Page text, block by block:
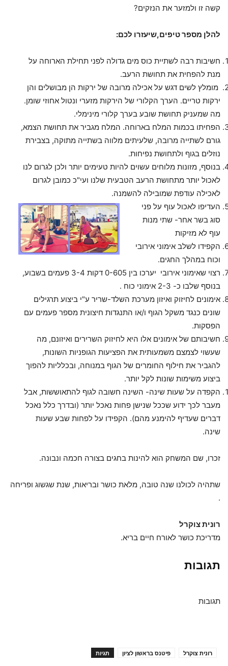
קשה זו ולמזער את הנזקים?
להלן מספר טיפים,שיעזרו לכם:
חשיבות רבה לשתיית כוס מים גדולה לפני תחילת הארוחה על
מנת להפחית את תחושת הרעב.
מומלץ לשים דגש על אכילה מרובה של ירקות הן מבושלים והן
ירקות טריים. הערך הקלורי של הירקות מזערי ונטול אחוזי שומן.
מה שמעניק תחושת שובע בערך קלורי מינימלי.
הפחיתו בכמות המלח בארוחה. המלח מגביר את תחושת הצמא,
גורם לשתייה מרובה, שלעיתים מלווה בשתייה מתוקה, בצבירת
נוזלים בגוף ולתחושת נפיחות.
בנוסף, מזונות מלוחים עשוים להיות טעימים יותר ולכן לגרום לנו
לאכול יותר מתחושת הרעב הטבעית שלנו ועי"כ כמובן לגרום
לאכילה עודפת שמובילה להשמנה.
העדיפו לאכול עוף על פני
סוג בשר אחר- שתי מנות
עוף לא מזיקות
הקפידו לשלב אימוני אירובי
וכוח במהלך החגים.
רצוי שאימוני אירובי יערכו בין 0-605 דקות 3-4 פעמים בשבוע,
בנוסף שלבו כ- 2-3 אימוני כוח .
אימונים לחיזוק ואיזון מערכת השלד-שריר ע"י ביצוע תרגילים
שונים כנגד משקל הגוף ו/או התנגדות חיצונית מספר פעמים עם
הפסקות.
חשיבותם של אימונים אלו היא לחיזוק השרירים ואיזונם, מה
שעשוי לצמצם משמעותית את הפציעות הגופניות השונות,
להגביר את חילוף החומרים של הגוף במנוחה, ובכלליות להפוך
ביצוע משימות שונות לקל יותר.
הקפדה על שעות שינה- השינה חשובה לגוף להתאוששות, אבל
מעבר לכך ידוע שככל שנישן פחות נאכל יותר (ובדרך כלל נאכל
דברים שעדיף להימנע מהם). הקפידו על לפחות שבע שעות
שינה.
זכרו, שם המשחק הוא להינות בחגים בצורה חכמה ונבונה.
שתהיה לכולנו שנה טובה, מלאת כושר ובריאות, שנת שגשוג ופריחה
.
רונית צוקרל
מדריכת כושר לאורח חיים בריא.
תגובות
תגובות
תגיות פיטנס בראשון לציון רונית צוקרל